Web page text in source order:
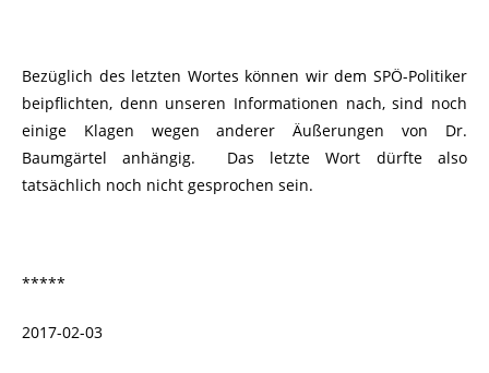
Bezüglich des letzten Wortes können wir dem SPÖ-Politiker
beipflichten, denn unseren Informationen nach, sind noch
einige Klagen wegen anderer Äußerungen von Dr.
Baumgärtel anhängig. Das letzte Wort dürfte also
tatsächlich noch nicht gesprochen sein.
*****
2017-02-03